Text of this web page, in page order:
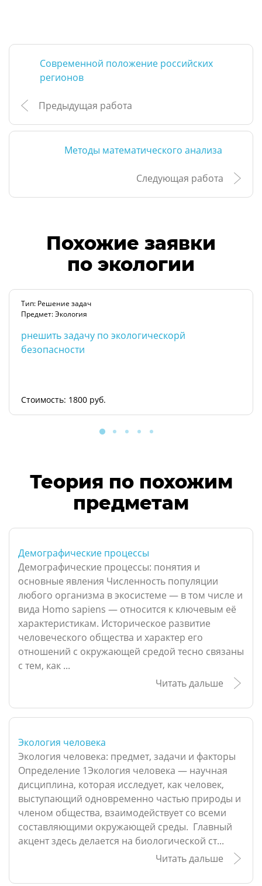
Современной положение российских
регионов
Предыдущая работа
Методы математического анализа
Следующая работа
Похожие заявки
по экологии
Тип: Решение задач
Предмет: Экология
рнешить задачу по экологическорй
безопасности
Стоимость: 1800 руб.
Теория по похожим
предметам
Демографические процессы
Демографические процессы: понятия и
основные явления Численность популяции
любого организма в экосистеме — в том числе и
вида Homo sapiens — относится к ключевым её
характеристикам. Историческое развитие
человеческого общества и характер его
отношений с окружающей средой тесно связаны
с тем, как ...
Читать дальше
Экология человека
Экология человека: предмет, задачи и факторы
Определение 1Экология человека — научная
дисциплина, которая исследует, как человек,
выступающий одновременно частью природы и
членом общества, взаимодействует со всеми
составляющими окружающей среды. Главный
акцент здесь делается на биологической ст...
Читать дальше